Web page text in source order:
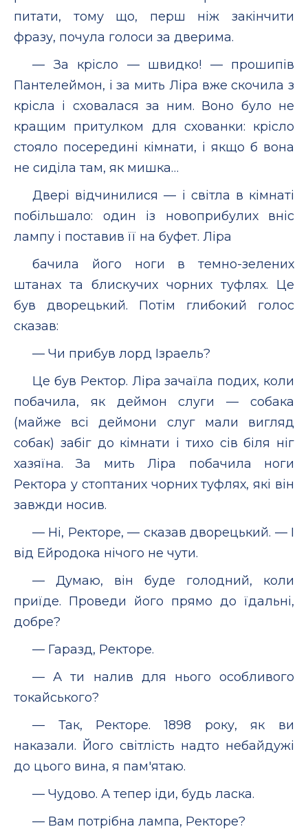
питати, тому що, перш ніж закінчити
фразу, почула голоси за дверима.
— За крісло — швидко! — прошипів
Пантелеймон, і за мить Ліра вже скочила з
крісла і сховалася за ним. Воно було не
кращим притулком для схованки: крісло
стояло посередині кімнати, і якщо б вона
не сиділа там, як мишка…
Двері відчинилися — і світла в кімнаті
побільшало: один із новоприбулих вніс
лампу і поставив її на буфет. Ліра
бачила його ноги в темно-зелених
штанах та блискучих чорних туфлях. Це
був дворецький. Потім глибокий голос
сказав:
— Чи прибув лорд Ізраель?
Це був Ректор. Ліра зачаїла подих, коли
побачила, як деймон слуги — собака
(майже всі деймони слуг мали вигляд
собак) забіг до кімнати і тихо сів біля ніг
хазяїна. За мить Ліра побачила ноги
Ректора у стоптаних чорних туфлях, які він
завжди носив.
— Ні, Ректоре, — сказав дворецький. — І
від Ейродока нічого не чути.
— Думаю, він буде голодний, коли
приїде. Проведи його прямо до їдальні,
добре?
— Гаразд, Ректоре.
— А ти налив для нього особливого
токайського?
— Так, Ректоре. 1898 року, як ви
наказали. Його світлість надто небайдужі
до цього вина, я пам'ятаю.
— Чудово. А тепер іди, будь ласка.
— Вам потрібна лампа, Ректоре?